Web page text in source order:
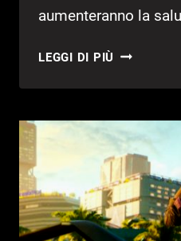
aumenteranno la
LEGGI DI PIÙ JEDI:
ORDER
GUIDA
AI
SEGRETI